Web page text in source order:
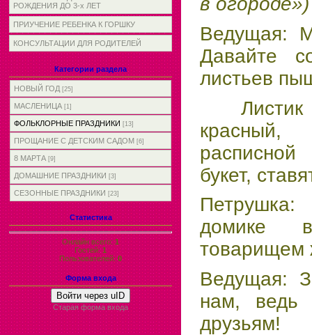
РОЖДЕНИЯ ДО 3-х ЛЕТ
ПРИУЧЕНИЕ РЕБЕНКА К ГОРШКУ
КОНСУЛЬТАЦИИ ДЛЯ РОДИТЕЛЕЙ
Категории раздела
НОВЫЙ ГОД [25]
МАСЛЕНИЦА [1]
ФОЛЬКЛОРНЫЕ ПРАЗДНИКИ [13]
ПРОЩАНИЕ С ДЕТСКИМ САДОМ [6]
8 МАРТА [9]
ДОМАШНИЕ ПРАЗДНИКИ [3]
СЕЗОННЫЕ ПРАЗДНИКИ [23]
Статистика
Онлайн всего:1
Гостей:1
Пользователей:0
Форма входа
Войти через uID
Старая форма входа
Ведущая:
Давайте
листьев
Листик
букет,
домике
товарищем
Ведущая:
нам, ведь
друзьям!